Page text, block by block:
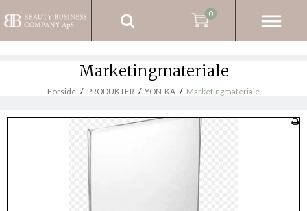
Marketingmateriale
Forside / PRODUKTER / YON-KA / Marketingmateriale
0